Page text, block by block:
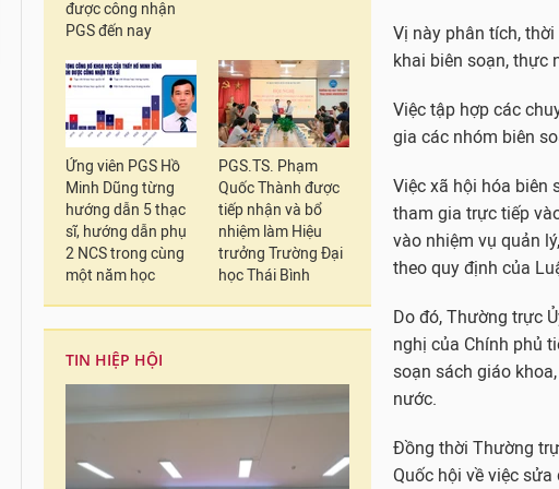
được công nhận
PGS đến nay
Ứng viên PGS Hồ
Minh Dũng từng
hướng dẫn 5 thạc
sĩ, hướng dẫn phụ
2 NCS trong cùng
một năm học
PGS.TS. Phạm
Quốc Thành được
tiếp nhận và bổ
nhiệm làm Hiệu
trưởng Trường Đại
học Thái Bình
TIN HIỆP HỘI
Bộ trưởng Bộ
Thẩm tra báo cáo
niên, Thiếu niên và
Về thực trạng biên
5 bộ sách của 3
dục và Đào tạo phê
Cả 3 nhà xuất bản
Nhà xuất bản Giáo
Từ đó, theo ông
niên, Nhi đồng của
trì biên soạn sách